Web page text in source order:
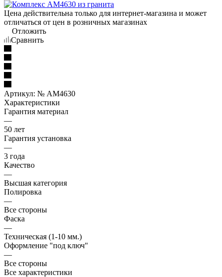
Цена действительна только для интернет-магазина и может
отличаться от цен в розничных магазинах
Отложить
Сравнить
Артикул: № AM4630
Характеристики
Гарантия материал
—
50 лет
Гарантия установка
—
3 года
Качество
—
Высшая категория
Полировка
—
Все стороны
Фаска
—
Техническая (1-10 мм.)
Оформление "под ключ"
—
Все стороны
Все характеристики